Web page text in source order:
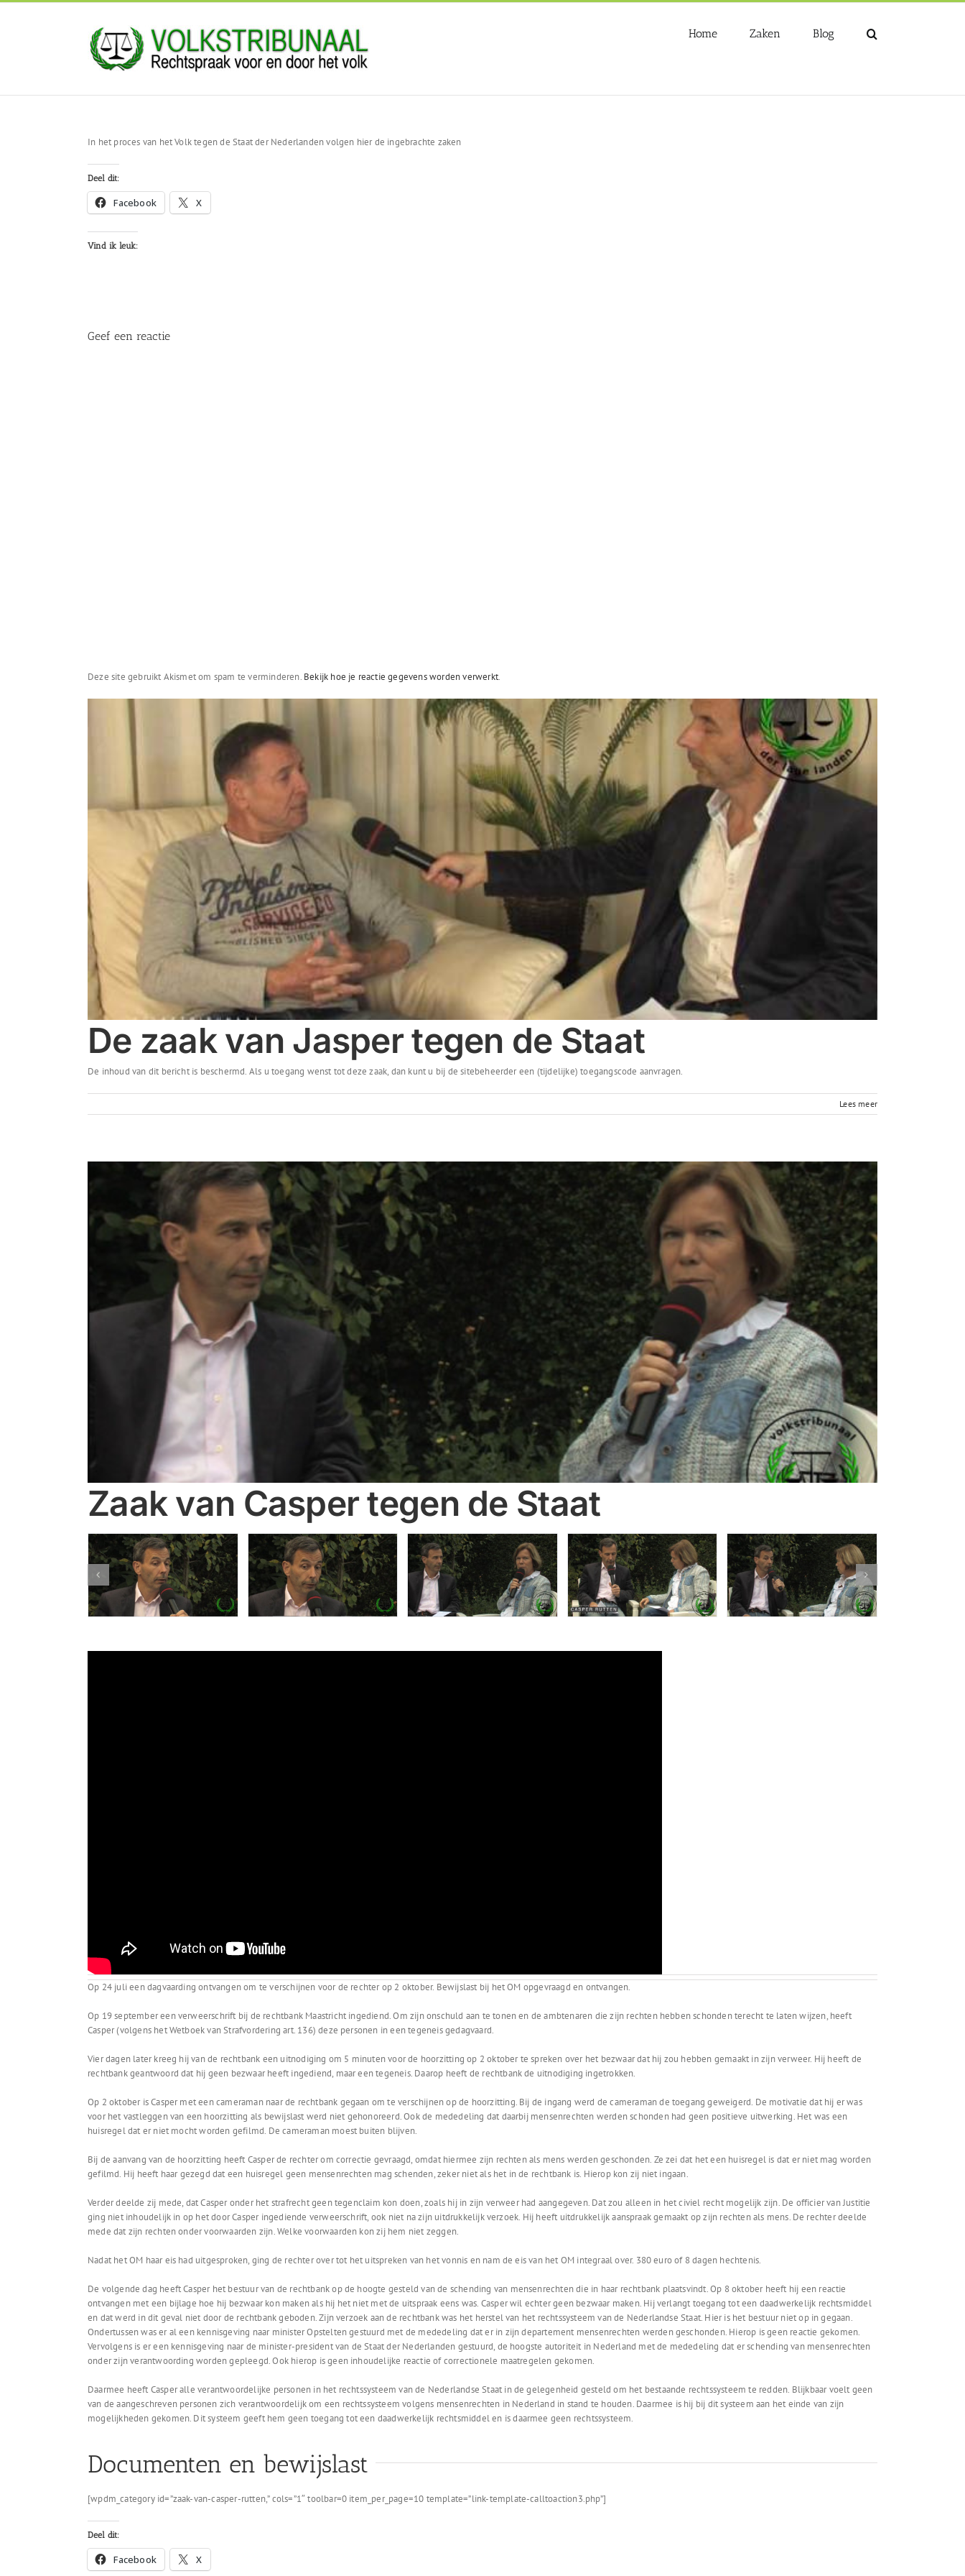
Ga
Home Zaken Blog
In het proces van het Volk tegen de Staat der Nederlanden volgen hier de ingebrachte zaken
Deel dit:
Facebook X
Vind ik leuk:
Geef een reactie
Deze site gebruikt Akismet om spam te verminderen. Bekijk hoe je reactie gegevens worden verwerkt.
De zaak van Jasper tegen de Staat
De inhoud van dit bericht is beschermd. Als u toegang wenst tot deze zaak, dan kunt u bij de sitebeheerder een (tijdelijke) toegangscode aanvragen.
Lees meer
Zaak van Casper tegen de Staat
Op 24 juli een dagvaarding ontvangen om te verschijnen voor de rechter op 2 oktober. Bewijslast bij het OM opgevraagd en ontvangen.
Op 19 september een verweerschrift bij de rechtbank Maastricht ingediend. Om zijn onschuld aan te tonen en de ambtenaren die zijn rechten hebben schonden terecht te laten wijzen, heeft
Casper (volgens het Wetboek van Strafvordering art. 136) deze personen in een tegeneis gedagvaard.
Vier dagen later kreeg hij van de rechtbank een uitnodiging om 5 minuten voor de hoorzitting op 2 oktober te spreken over het bezwaar dat hij zou hebben gemaakt in zijn verweer. Hij heeft de
rechtbank geantwoord dat hij geen bezwaar heeft ingediend, maar een tegeneis. Daarop heeft de rechtbank de uitnodiging ingetrokken.
Op 2 oktober is Casper met een cameraman naar de rechtbank gegaan om te verschijnen op de hoorzitting. Bij de ingang werd de cameraman de toegang geweigerd. De motivatie dat hij er was
voor het vastleggen van een hoorzitting als bewijslast werd niet gehonoreerd. Ook de mededeling dat daarbij mensenrechten werden schonden had geen positieve uitwerking. Het was een
huisregel dat er niet mocht worden gefilmd. De cameraman moest buiten blijven.
Bij de aanvang van de hoorzitting heeft Casper de rechter om correctie gevraagd, omdat hiermee zijn rechten als mens werden geschonden. Ze zei dat het een huisregel is dat er niet mag worden
gefilmd. Hij heeft haar gezegd dat een huisregel geen mensenrechten mag schenden, zeker niet als het in de rechtbank is. Hierop kon zij niet ingaan.
Verder deelde zij mede, dat Casper onder het strafrecht geen tegenclaim kon doen, zoals hij in zijn verweer had aangegeven. Dat zou alleen in het civiel recht mogelijk zijn. De officier van Justitie
ging niet inhoudelijk in op het door Casper ingediende verweerschrift, ook niet na zijn uitdrukkelijk verzoek. Hij heeft uitdrukkelijk aanspraak gemaakt op zijn rechten als mens. De rechter deelde
mede dat zijn rechten onder voorwaarden zijn. Welke voorwaarden kon zij hem niet zeggen.
Nadat het OM haar eis had uitgesproken, ging de rechter over tot het uitspreken van het vonnis en nam de eis van het OM integraal over. 380 euro of 8 dagen hechtenis.
De volgende dag heeft Casper het bestuur van de rechtbank op de hoogte gesteld van de schending van mensenrechten die in haar rechtbank plaatsvindt. Op 8 oktober heeft hij een reactie
ontvangen met een bijlage hoe hij bezwaar kon maken als hij het niet met de uitspraak eens was. Casper wil echter geen bezwaar maken. Hij verlangt toegang tot een daadwerkelijk rechtsmiddel
en dat werd in dit geval niet door de rechtbank geboden. Zijn verzoek aan de rechtbank was het herstel van het rechtssysteem van de Nederlandse Staat. Hier is het bestuur niet op in gegaan.
Ondertussen was er al een kennisgeving naar minister Opstelten gestuurd met de mededeling dat er in zijn departement mensenrechten werden geschonden. Hierop is geen reactie gekomen.
Vervolgens is er een kennisgeving naar de minister-president van de Staat der Nederlanden gestuurd, de hoogste autoriteit in Nederland met de mededeling dat er schending van mensenrechten
onder zijn verantwoording worden gepleegd. Ook hierop is geen inhoudelijke reactie of correctionele maatregelen gekomen.
Daarmee heeft Casper alle verantwoordelijke personen in het rechtssysteem van de Nederlandse Staat in de gelegenheid gesteld om het bestaande rechtssysteem te redden. Blijkbaar voelt geen
van de aangeschreven personen zich verantwoordelijk om een rechtssysteem volgens mensenrechten in Nederland in stand te houden. Daarmee is hij bij dit systeem aan het einde van zijn
mogelijkheden gekomen. Dit systeem geeft hem geen toegang tot een daadwerkelijk rechtsmiddel en is daarmee geen rechtssysteem.
Documenten en bewijslast
[wpdm_category id=”zaak-van-casper-rutten,” cols=”1″ toolbar=0 item_per_page=10 template=”link-template-calltoaction3.php”]
Deel dit:
Facebook X